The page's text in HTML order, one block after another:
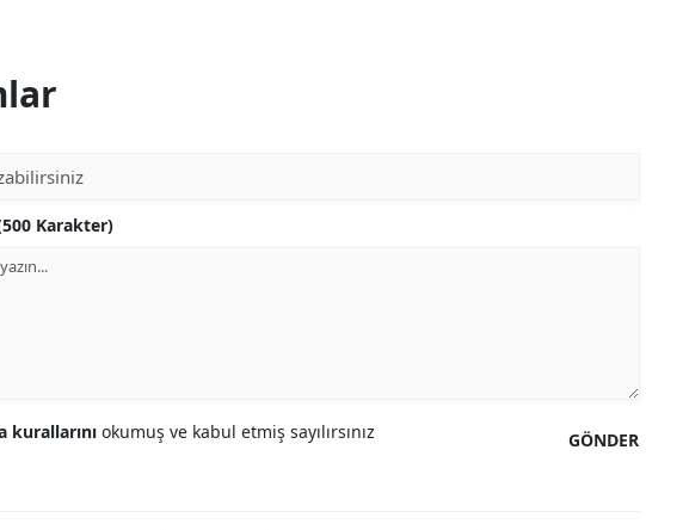
Karakter)
GÖNDER
kurallarını okumuş ve kabul etmiş sayılırsınız